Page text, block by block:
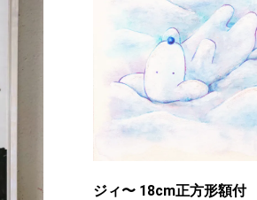
ジィ〜 18cm正方形額付